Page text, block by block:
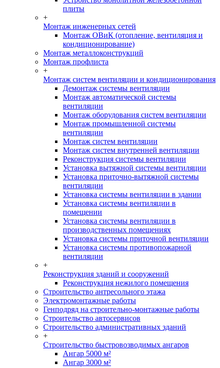
плиты
+
Монтаж инженерных сетей
Монтаж ОВиК (отопление, вентиляция и
кондиционирование)
Монтаж металлоконструкций
Монтаж профлиста
+
Монтаж систем вентиляции и кондиционирования
Демонтаж системы вентиляции
Монтаж автоматической системы
вентиляции
Монтаж оборудования систем вентиляции
Монтаж промышленной системы
вентиляции
Монтаж систем вентиляции
Монтаж систем внутренней вентиляции
Реконструкция системы вентиляции
Установка вытяжной системы вентиляции
Установка приточно-вытяжной системы
вентиляции
Установка системы вентиляции в здании
Установка системы вентиляции в
помещении
Установка системы вентиляции в
производственных помещениях
Установка системы приточной вентиляции
Установка системы противопожарной
вентиляции
+
Реконструкция зданий и сооружений
Реконструкция нежилого помещения
Строительство антресольного этажа
Электромонтажные работы
Генподряд на строительно-монтажные работы
Строительство автосервисов
Строительство административных зданий
+
Строительство быстровозводимых ангаров
Ангар 5000 м²
Ангар 3000 м²